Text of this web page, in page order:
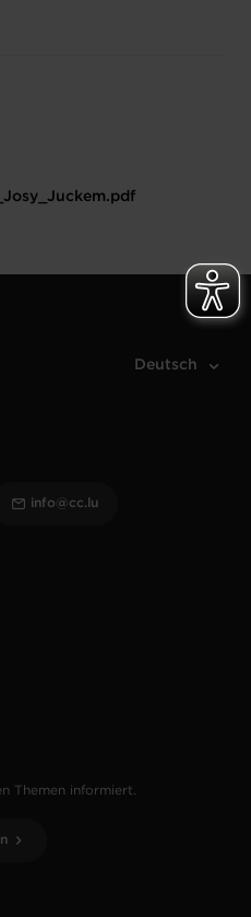
Themen informiert.
info@cc.lu